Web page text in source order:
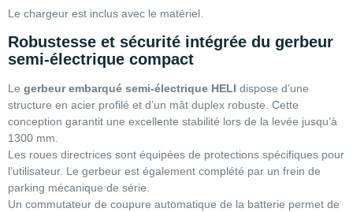
Le chargeur est inclus avec le matériel.
Robustesse et sécurité intégrée du gerbeur
semi-électrique compact
Le gerbeur embarqué semi-électrique HELI dispose d’une
structure en acier profilé et d’un mât duplex robuste. Cette
conception garantit une excellente stabilité lors de la levée jusqu’à
1300 mm.
Les roues directrices sont équipées de protections spécifiques pour
l’utilisateur. Le gerbeur est également complété par un frein de
parking mécanique de série.
Un commutateur de coupure automatique de la batterie permet de